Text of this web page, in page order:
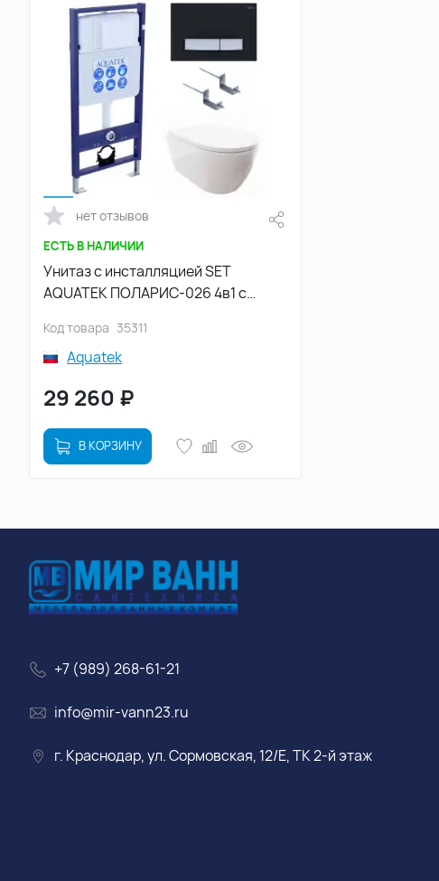
нет отзывов
ЕСТЬ В НАЛИЧИИ
Унитаз с инсталляцией SET
AQUATEK ПОЛАРИС-026 4в1 с
клавишей смыва
Код товара 35311
Aquatek
29 260 ₽
В КОРЗИНУ
+7 (989) 268-61-21
info@mir-vann23.ru
г. Краснодар, ул. Сормовская, 12/Е, ТК 2-й этаж